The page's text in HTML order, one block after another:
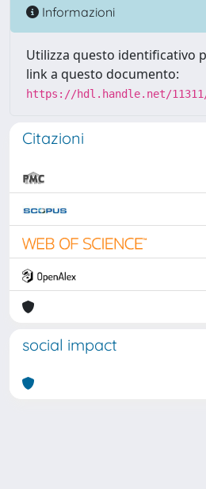
Informazioni
Utilizza questo identificativo
link a questo documento:
https://hdl.handle.net/11311/
Citazioni
social impact